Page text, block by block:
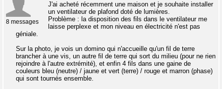
8 messages
J'ai acheté récemment une maison et je souhaite installer
un ventilateur de plafond doté de lumières.
Problème : la disposition des fils dans le ventilateur me
laisse perplexe et mon niveau en électricité n'est pas
géniale.
Sur la photo, je vois un domino qui n'accueille qu'un fil de terre
brancher à une vis, un autre fil de terre qui sort du milieu (pour ne rien
rejoindre à l'autre extrémité), et enfin 4 fils dans une gaine de
couleurs bleu (neutre) / jaune et vert (terre) / rouge et marron (phase)
qui sont tournés ensemble.